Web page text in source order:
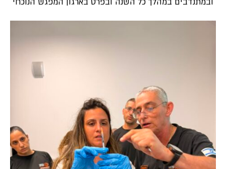
ובמתנדבים במהלך כל השנה ובפרט בארגון המפגש הנוכחי